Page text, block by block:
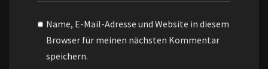
Name, E-Mail-Adresse und Website in diesem
Browser für meinen nächsten Kommentar
speichern.